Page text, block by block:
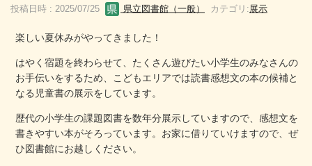
投稿日時 : 2025/07/25 県立図書館（一般） カテゴリ: 展示
楽しい夏休みがやってきました！
はやく宿題を終わらせて、たくさん遊びたい小学生のみなさんの
お手伝いをするため、こどもエリアでは読書感想文の本の候補と
なる児童書の展示をしています。
歴代の小学生の課題図書を数年分展示していますので、感想文を
書きやすい本がそろっています。お家に借りていけますので、ぜ
ひ図書館にお越しください。